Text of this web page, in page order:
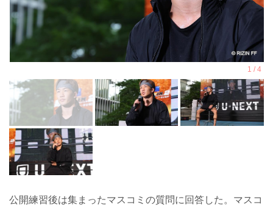
公開練習後は集まったマスコミの質問に回答した。マスコ